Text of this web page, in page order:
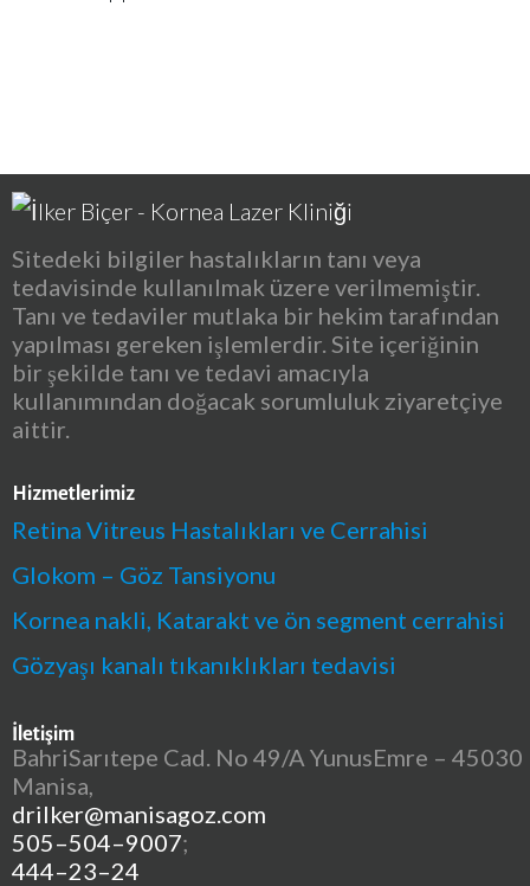
Sitedeki bilgiler hastalıkların tanı veya
tedavisinde kullanılmak üzere verilmemiştir.
Tanı ve tedaviler mutlaka bir hekim tarafından
yapılması gereken işlemlerdir. Site içeriğinin
bir şekilde tanı ve tedavi amacıyla
kullanımından doğacak sorumluluk ziyaretçiye
aittir.
Hizmetlerimiz
Retina Vitreus Hastalıkları ve Cerrahisi
Glokom – Göz Tansiyonu
Kornea nakli, Katarakt ve ön segment cerrahisi
Gözyaşı kanalı tıkanıklıkları tedavisi
İletişim
BahriSarıtepe Cad. No 49/A YunusEmre – 45030
Manisa,
drilker@manisagoz.com
505–504–9007;
444–23–24